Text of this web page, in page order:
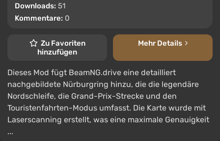
Downloads: 51
Kommentare: 0
Zu Favoriten
hinzufügen
Mehr Details
Dieses Mod fügt BeamNG.drive eine detailliert
nachgebildete Nürburgring hinzu, die die legendäre
Nordschleife, die Grand-Prix-Strecke und den
Touristenfahrten-Modus umfasst. Die Karte wurde mit
Laserscanning erstellt, was eine maximale Genauigkeit
...